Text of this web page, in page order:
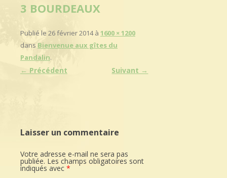
3 BOURDEAUX
Publié le 26 février 2014à 1600 × 1200
dans Bienvenue aux gîtes du
Pandalin.
← Précédent Suivant →
Laisser un commentaire
Votre adresse e-mail ne sera pas
publiée. Les champs obligatoires sont
indiqués avec *